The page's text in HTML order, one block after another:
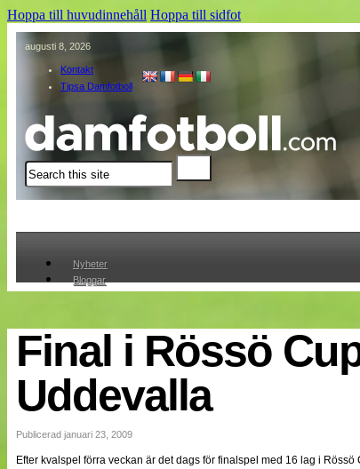
Hoppa till huvudinnehåll Hoppa till sidfot
augusti 8, 2026
Kontakt
Tipsa Damfotboll
Sök
Nyheter
Bloggar
Cuper
Medlemmar
Medlemsbilder
Om oss
NÄTverket
Final i Rössö
Uddevalla
Publicerad januari 23, 2009
Efter kvalspel förra veckan är det dags för finalspel med 16 lag i